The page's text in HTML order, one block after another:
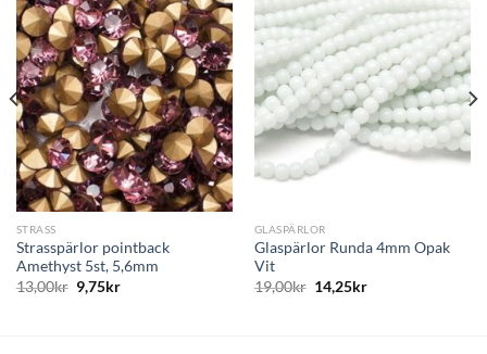
Lägg
till i
önskelistan
STRASS
Strasspärlor pointback
Amethyst 5st, 5,6mm
13,00kr 9,75kr
Lägg
önskelistan
GLASPÄRLOR
Glaspärlor Runda 4mm Opak
Vit
19,00kr 14,25kr